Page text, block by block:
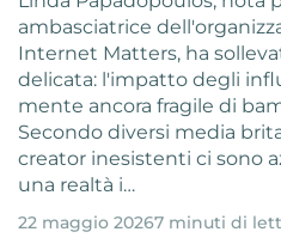
ambasciatrice
Internet Matters, ha
delicata: l'impatto degli
mente ancora fragile di
Secondo diversi media
creator inesistenti ci sono
una realtà i…
22 maggio 20267 minuti di